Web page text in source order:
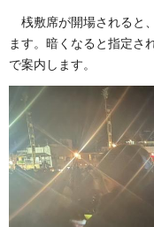
桟敷席が開場されると
ます。暗くなると指定さ
で案内します。